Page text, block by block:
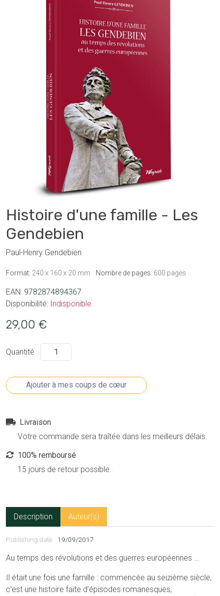
Histoire d'une famille - Les
Gendebien
Paul-Henry Gendebien
Format: 240 x 160 x 20 mm Nombre de pages: 600 pages
EAN: 9782874894367
Disponibilité: Indisponible
29,00 €
Quantité
Livraison
Votre commande sera traîtée dans les meilleurs délais.
100% remboursé
15 jours de retour possible.
Description Auteur(s)
Publishing date 19/09/2017
Au temps des révolutions et des guerres européennes …
Il était une fois une famille : commencée au seizième siècle,
c’est une histoire faite d’épisodes romanesques,